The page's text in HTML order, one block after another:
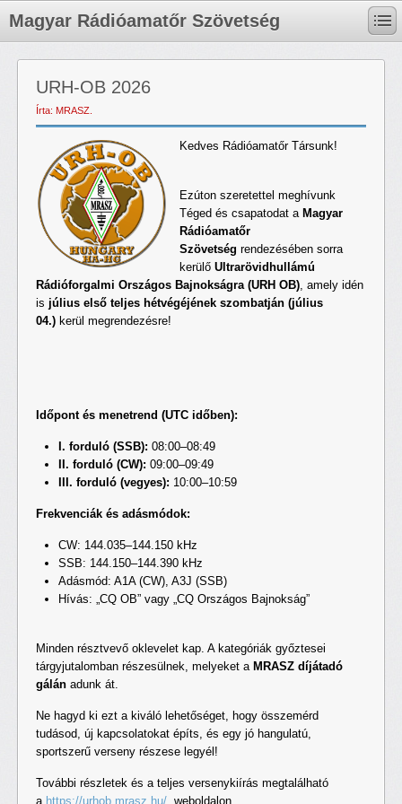
Magyar Rádióamatőr Szövetség
URH-OB 2026
Írta: MRASZ.
Kedves Rádióamatőr Társunk!
Ezúton szeretettel meghívunk
Téged és csapatodat a Magyar
Rádióamatőr
Szövetség rendezésében sorra
kerülő Ultrarövidhullámú
Rádióforgalmi Országos Bajnokságra (URH OB), amely idén
is július első teljes hétvégéjének szombatján (július
04.) kerül megrendezésre!
Időpont és menetrend (UTC időben):
I. forduló (SSB): 08:00–08:49
II. forduló (CW): 09:00–09:49
III. forduló (vegyes): 10:00–10:59
Frekvenciák és adásmódok:
CW: 144.035–144.150 kHz
SSB: 144.150–144.390 kHz
Adásmód: A1A (CW), A3J (SSB)
Hívás: „CQ OB” vagy „CQ Országos Bajnokság”
Minden résztvevő oklevelet kap. A kategóriák győztesei
tárgyjutalomban részesülnek, melyeket a MRASZ díjátadó
gálán adunk át.
Ne hagyd ki ezt a kiváló lehetőséget, hogy összemérd
tudásod, új kapcsolatokat építs, és egy jó hangulatú,
sportszerű verseny részese legyél!
További részletek és a teljes versenykiírás megtalálható
a https://urhob.mrasz.hu/ . weboldalon